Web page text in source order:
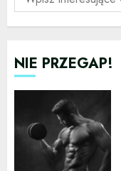
NIE PRZEGAP!